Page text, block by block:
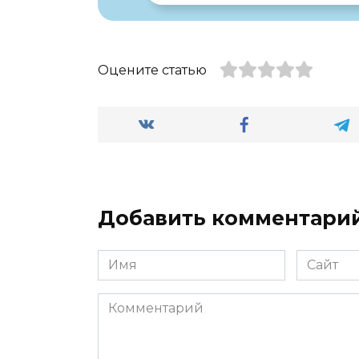
Оцените статью
Добавить
Имя
*
Сайт
Комментарий